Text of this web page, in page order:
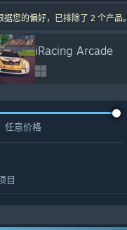
您的偏好，已排除了 2 个产品。
iRacing Arcade
任意价格
目